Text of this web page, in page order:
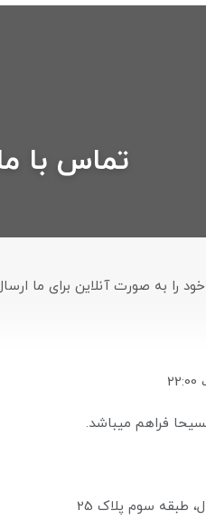
تماس با
را به صورت آنلاین برای ما
فراهم میباشد.
طبقه سوم پلاک 25